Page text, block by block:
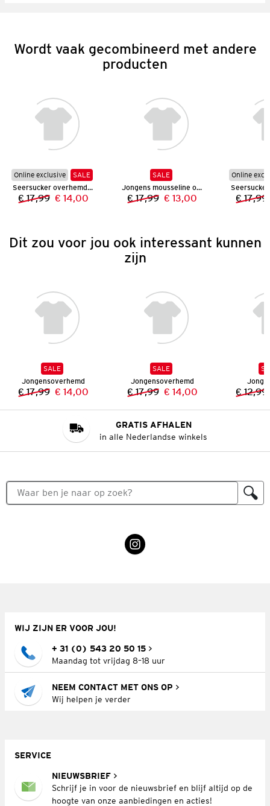
Wordt vaak gecombineerd met andere
producten
Online exclusive
SALE
Seersucker overhemd voor jongens
Vorige prijs:
€ 17,99 Nieuwe prijs:
€ 14,00
SALE
Jongens mousseline overhemd
Vorige prijs:
€ 17,99 Nieuwe prijs:
€ 13,00
Online
€ 17,99
Dit zou voor jou ook interessant kunnen
zijn
SALE
Jongensoverhemd
Vorige prijs:
€ 17,99 Nieuwe prijs:
€ 14,00
SALE
Jongensoverhemd
Vorige prijs:
€ 17,99 Nieuwe prijs:
€ 14,00 € 12,99
GRATIS AFHALEN
in alle Nederlandse winkels
WIJ ZIJN ER VOOR JOU!
+ 31 (0) 543 20 50 15
Maandag tot vrijdag 8–18 uur
NEEM CONTACT MET ONS OP
Wij helpen je verder
SERVICE
NIEUWSBRIEF
Schrijf je in voor de nieuwsbrief en blijf altijd op de
hoogte van onze aanbiedingen en acties!